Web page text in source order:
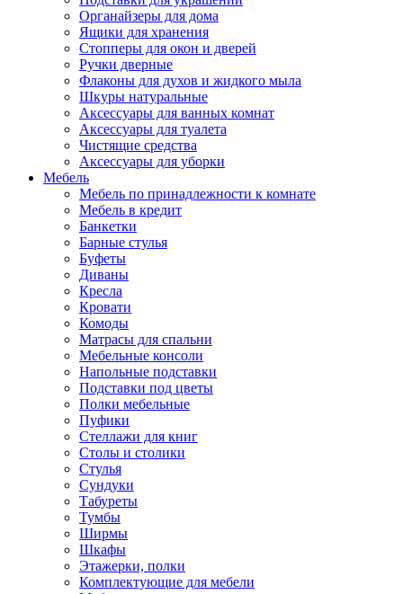
Органайзеры для дома
Ящики для хранения
Стопперы для окон и дверей
Ручки дверные
Флаконы для духов и жидкого мыла
Шкуры натуральные
Аксессуары для ванных комнат
Аксессуары для туалета
Чистящие средства
Аксессуары для уборки
Мебель
Мебель по принадлежности к комнате
Мебель в кредит
Банкетки
Барные стулья
Буфеты
Диваны
Кресла
Кровати
Комоды
Матрасы для спальни
Мебельные консоли
Напольные подставки
Подставки под цветы
Полки мебельные
Пуфики
Стеллажи для книг
Столы и столики
Стулья
Сундуки
Табуреты
Тумбы
Ширмы
Шкафы
Этажерки, полки
Комплектующие для мебели